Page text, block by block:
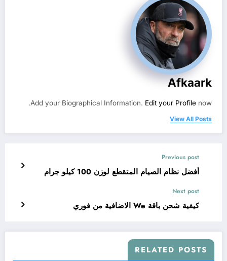
Afkaark
Add your Biographical Information. Edit your Profile now.
View All Posts
Previous post
أفضل نظام الصيام المتقطع لوزن 100 كيلو جرام
Next post
كيفية شحن باقة We الاضافية من فوري
RELATED POSTS